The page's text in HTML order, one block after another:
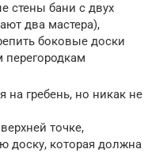
стены бани с двух
два мастера),
боковые доски
на гребень, но никак не
точке,
доску, которая должна